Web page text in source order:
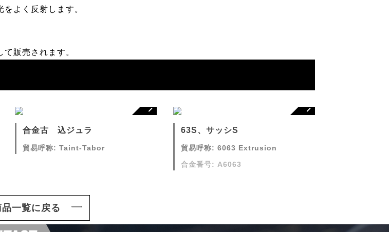
よく反射します。
販売されます。
合金古 込ジュラ
貿易呼称: Taint-Tabor
63S、サッシS
貿易呼称: 6063 Extrusion
合金番号: A6063
一覧に戻る